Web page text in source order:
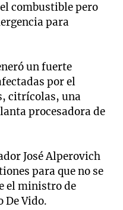
combustible pero
para
un fuerte
por el
citrícolas, una
procesadora de
José Alperovich
para que no se
el ministro de
De Vido.